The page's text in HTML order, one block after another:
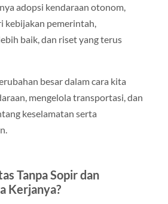
adopsi kendaraan otonom,
kebijakan pemerintah,
baik, dan riset yang terus
besar dalam cara kita
mengelola transportasi, dan
keselamatan serta
Tanpa Sopir dan
Kerjanya?